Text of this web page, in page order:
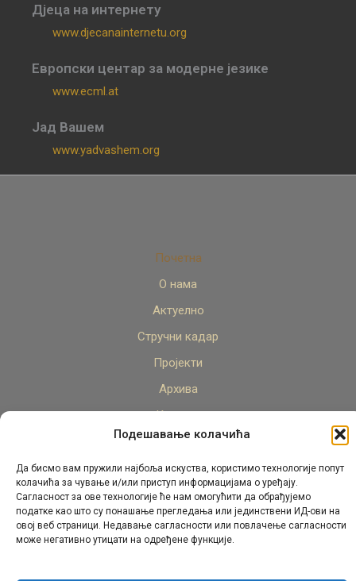
Подешавање колачића
Да бисмо вам пружили најбоља искуства, користимо технологије попут
колачића за чување и/или приступ информацијама о уређају.
Сагласност за ове технологије ће нам омогућити да обрађујемо
податке као што су понашање прегледања или јединствени ИД-ови на
овој веб страници. Недавање сагласности или повлачење сагласности
може негативно утицати на одређене функције.
Дјеца на интернету
www.djecanainternetu.org
Европски центар за модерне језике
www.ecml.at
Јад Вашем
www.yadvashem.org
Почетна
О нама
Актуелно
Стручни кадар
Пројекти
Архива
Контакт
© Републички педагошки завод Републике Српске.